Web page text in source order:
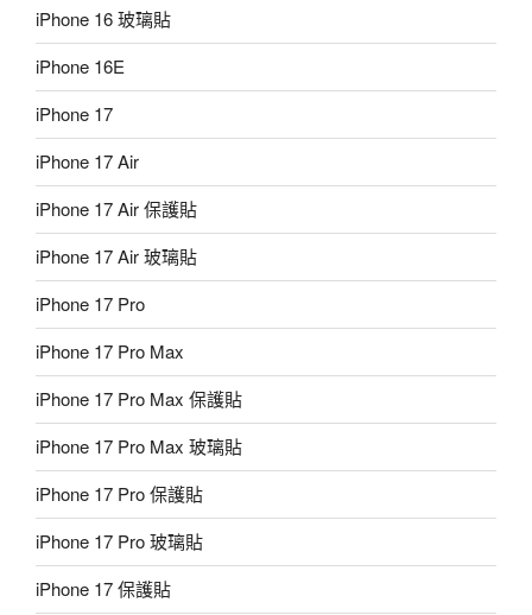
iPhone 16 玻璃貼
iPhone 16E
iPhone 17
iPhone 17 Air
iPhone 17 Air 保護貼
iPhone 17 Air 玻璃貼
iPhone 17 Pro
iPhone 17 Pro Max
iPhone 17 Pro Max 保護貼
iPhone 17 Pro Max 玻璃貼
iPhone 17 Pro 保護貼
iPhone 17 Pro 玻璃貼
iPhone 17 保護貼